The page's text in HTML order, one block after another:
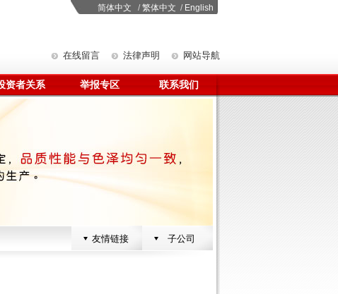
简体中文 / 繁体中文 / English
网站导航
法律声明
在线留言
资者关系 举报专区 联系我们
子公司
友情链接